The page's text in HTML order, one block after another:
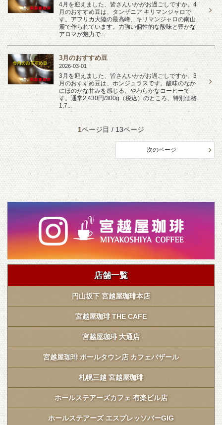
4月を迎えました、皆さんいかがお過ごしですか。4
月のおすすめ豆は、タンザニア キリマンジャロで
す。アフリカ大陸の最高峰、キリマンジャロの南山
麓で作られています。力強い個性的な酸味と豊かな
アロマが魅力で...
3月のおすすめ豆
2026-03-01
3月を迎えました、皆さんいかがお過ごしですか。3
月のおすすめ豆は、ホンジュラスです。酸味のなか
にほのかな甘みを感じる、やわらかなコーヒーで
す。通常2,430円/300g（税込）のところ、特別価格
1,7...
1ページ目 / 13ページ
次のページ
店舗一覧
円山坂下 宮越屋珈琲本店
宮越屋珈琲 THE CAFE
宮越屋珈琲 大通店
宮越屋珈琲 ポールタウン店 カフェバザール
札幌三越 宮越屋珈琲
ホールステアーズカフェ 有楽ビル店
ホールステアーズ エスプレッソバーGIG